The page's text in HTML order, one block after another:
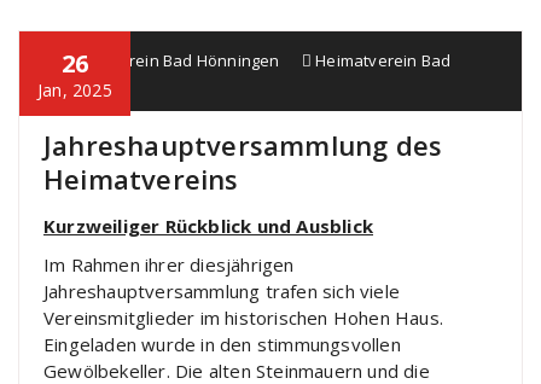
26
Jan, 2025
Heimatverein Bad Hönningen
Heimatverein Bad
Hönningen
Jahreshauptversammlung des
Heimatvereins
Kurzweiliger Rückblick und Ausblick
Im Rahmen ihrer diesjährigen
Jahreshauptversammlung trafen sich viele
Vereinsmitglieder im historischen Hohen Haus.
Eingeladen wurde in den stimmungsvollen
Gewölbekeller. Die alten Steinmauern und die